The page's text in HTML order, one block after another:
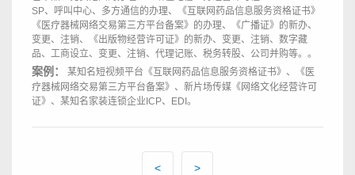
SP、呼叫中心、多方通信的办理、《互联网药品信息服务资格证书》
《医疗器械网络交易第三方平台备案》的办理、《广播证》的新办、
变更、注销、《出版物经营许可证》的新办、变更、注销、数字藏
品、工商设立、变更、注销、代理记账、税务转股、公司并购等。。
案例：
某知名短视频平台《互联网药品信息服务资格证书》、《医
疗器械网络交易第三方平台备案》、新片场传媒《网络文化经营许可
证》、某知名家装连锁企业ICP、EDI。
< >